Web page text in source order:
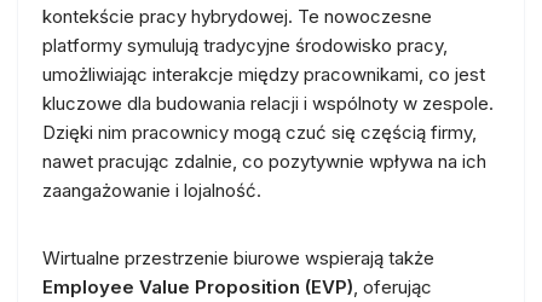
kontekście pracy hybrydowej. Te nowoczesne
platformy symulują tradycyjne środowisko pracy,
umożliwiając interakcje między pracownikami, co jest
kluczowe dla budowania relacji i wspólnoty w zespole.
Dzięki nim pracownicy mogą czuć się częścią firmy,
nawet pracując zdalnie, co pozytywnie wpływa na ich
zaangażowanie i lojalność.
Wirtualne przestrzenie biurowe wspierają także
Employee Value Proposition (EVP), oferując